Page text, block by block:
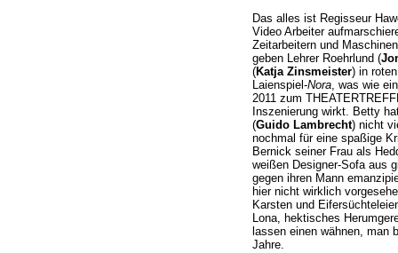
Das alles ist Regisseur
Video Arbeiter
Zeitarbeitern und
geben Lehrer Roehrlund (
(Katja Zinsmeister) in
Laienspiel-Nora, was wie
2011 zum
Inszenierung wirkt. Betty
(Guido Lambrecht) nicht
nochmal für eine spaßige
Bernick seiner Frau als
weißen Designer-Sofa aus
gegen ihren Mann
hier nicht wirklich
Karsten und
Lona, hektisches
lassen einen wähnen, man
Jahre.